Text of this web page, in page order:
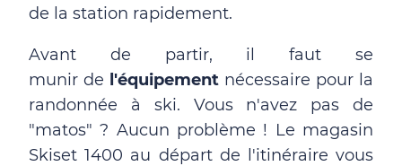
de la station rapidement.
Avant de partir, il faut se
munir de l'équipement nécessaire pour la
randonnée à ski. Vous n'avez pas de
"matos" ? Aucun problème ! Le magasin
Skiset 1400 au départ de l'itinéraire vous